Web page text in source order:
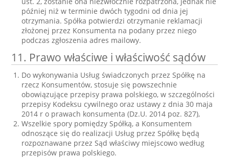
później niż w terminie dwóch tygodni od dnia jej
otrzymania. Spółka potwierdzi otrzymanie reklamacji
złożonej przez Konsumenta na podany przez niego
podczas zgłoszenia adres mailowy.
11. Prawo właściwe i właściwość sądów
Do wykonywania Usług świadczonych przez Spółkę na
rzecz Konsumentów, stosuje się powszechnie
obowiązujące przepisy prawa polskiego, w szczególności
przepisy Kodeksu cywilnego oraz ustawy z dnia 30 maja
2014 r o prawach konsumenta (Dz.U. 2014 poz. 827),
Wszelkie spory pomiędzy Spółką, a Konsumentem
odnoszące się do realizacji Usług przez Spółkę będą
rozpoznawane przez Sąd właściwy miejscowo według
przepisów prawa polskiego.